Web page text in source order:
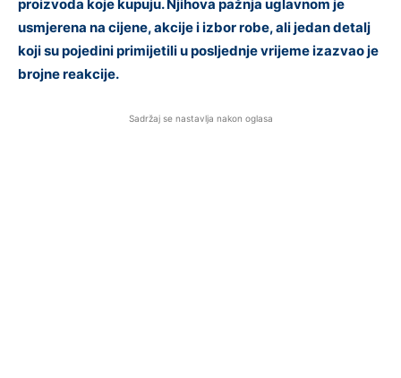
proizvoda koje kupuju. Njihova pažnja uglavnom je
usmjerena na cijene, akcije i izbor robe, ali jedan detalj
koji su pojedini primijetili u posljednje vrijeme izazvao je
brojne reakcije.
Sadržaj se nastavlja nakon oglasa